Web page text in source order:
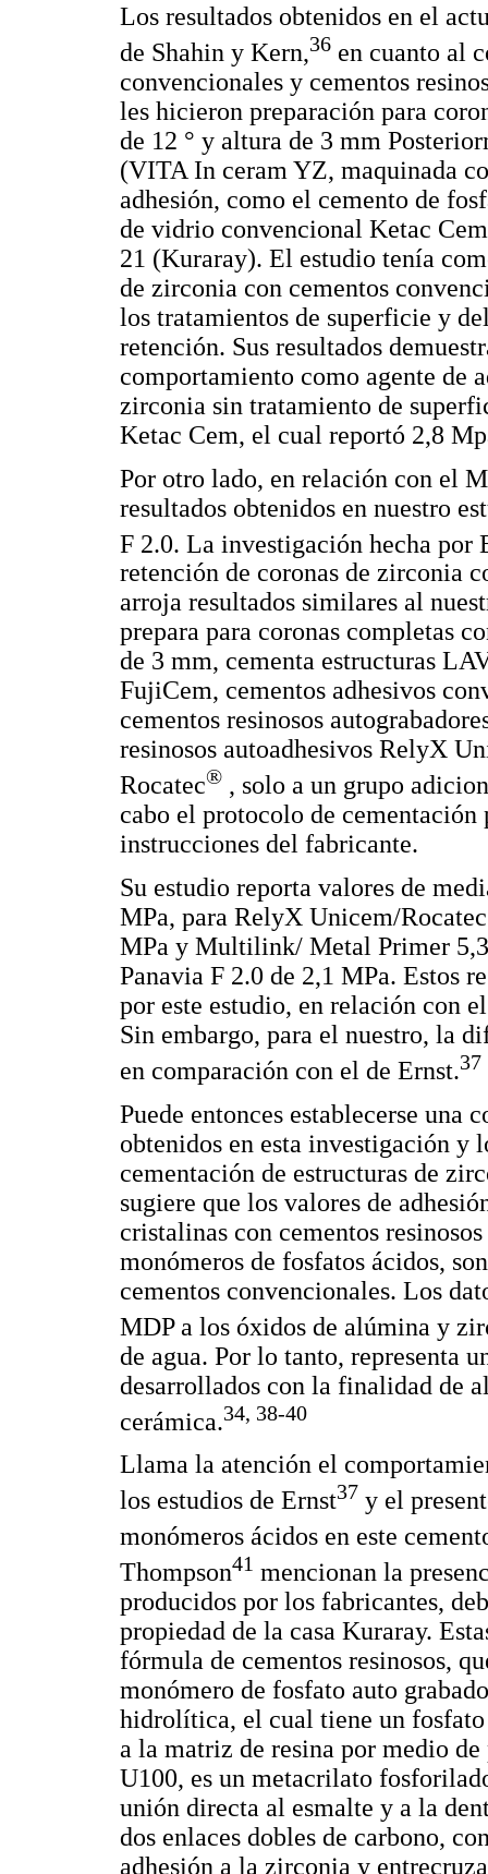
Los resultados obtenidos en el
de Shahin y Kern,36 en cuanto al
convencionales y cementos
les hicieron preparación para
de 12 ° y altura de 3 mm
(VITA In ceram YZ, maquinada
adhesión, como el cemento de
de vidrio convencional Ketac
21 (Kuraray). El estudio tenía
de zirconia con cementos
los tratamientos de superficie y
retención. Sus resultados
comportamiento como agente de
zirconia sin tratamiento de
Ketac Cem, el cual reportó 2,8
Por otro lado, en relación con el
resultados obtenidos en nuestro
F 2.0. La investigación hecha por
retención de coronas de zirconia
arroja resultados similares al
prepara para coronas completas
de 3 mm, cementa estructuras
FujiCem, cementos adhesivos
cementos resinosos
resinosos autoadhesivos RelyX
Rocatec® , solo a un grupo
cabo el protocolo de cementación
instrucciones del fabricante.
Su estudio reporta valores de
MPa, para RelyX Unicem/
MPa y Multilink/ Metal Primer
Panavia F 2.0 de 2,1 MPa. Estos
por este estudio, en relación con
Sin embargo, para el nuestro, la
en comparación con el de Ernst.37
Puede entonces establecerse una
obtenidos en esta investigación y
cementación de estructuras de
sugiere que los valores de
cristalinas con cementos
monómeros de fosfatos ácidos,
cementos convencionales. Los
MDP a los óxidos de alúmina y
de agua. Por lo tanto, representa
desarrollados con la finalidad de
cerámica.34, 38-40
Llama la atención el
los estudios de Ernst37 y el
monómeros ácidos en este
Thompson41 mencionan la
producidos por los fabricantes,
propiedad de la casa Kuraray.
fórmula de cementos resinosos,
monómero de fosfato auto
hidrolítica, el cual tiene un
a la matriz de resina por medio
U100, es un metacrilato
unión directa al esmalte y a la
dos enlaces dobles de carbono,
adhesión a la zirconia y